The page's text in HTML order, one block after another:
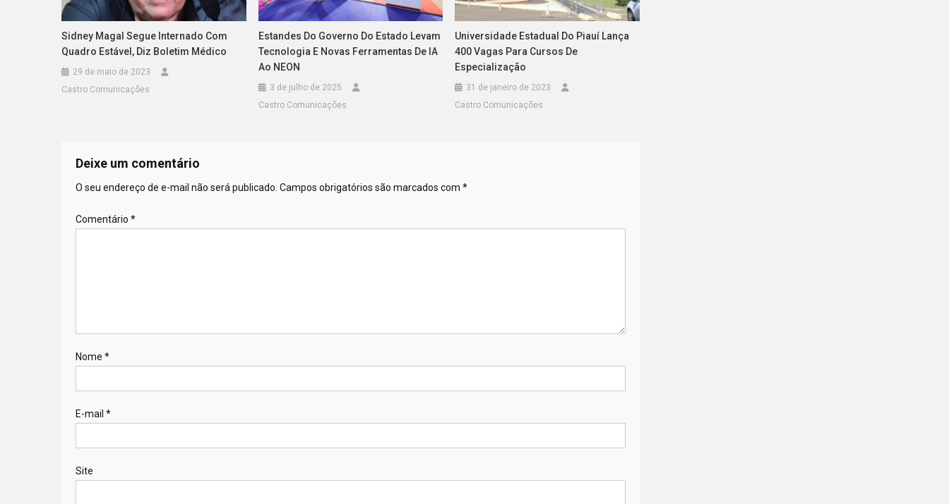
Sidney Magal Segue Internado Com
Quadro Estável, Diz Boletim Médico
29 de maio de 2023
Castro Comunicações
Estandes Do Governo Do Estado Levam
Tecnologia E Novas Ferramentas De IA
Ao NEON
3 de julho de 2025
Castro Comunicações
Universidade Estadual Do Piauí Lança
400 Vagas Para Cursos De
Especialização
31 de janeiro de 2023
Castro Comunicações
Deixe um comentário
O seu endereço de e-mail não será publicado. Campos obrigatórios são marcados com *
Comentário *
Nome *
E-mail *
Site